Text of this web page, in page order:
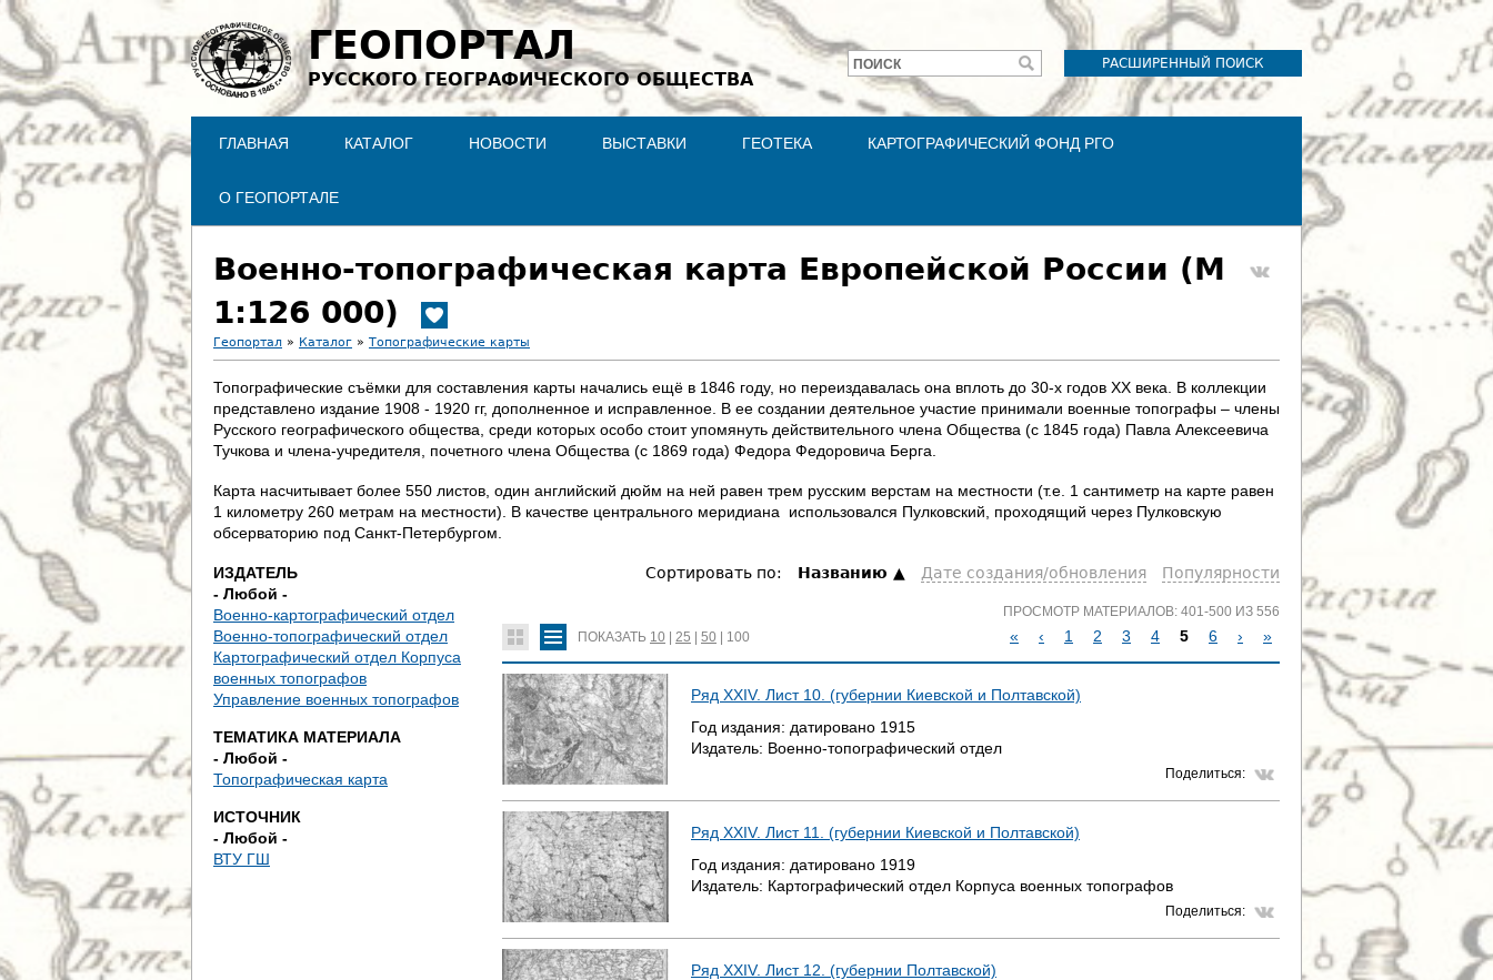
Jump to navigation
ГЕОПОРТАЛ
РУССКОГО ГЕОГРАФИЧЕСКОГО ОБЩЕСТВА
РАСШИРЕННЫЙ ПОИСК
Форма
поиска
ПОИСК
ГЛАВНАЯ КАТАЛОГ НОВОСТИ ВЫСТАВКИ ГЕОТЕКА КАРТОГРАФИЧЕСКИЙ ФОНД РГО
О ГЕОПОРТАЛЕ
Военно-топографическая карта Европейской России (М
1:126 000)
В
ы
з
д
с
ь
Геопортал » Каталог » Топографические карты
Топографические съёмки для составления карты начались ещё в 1846 году, но переиздавалась она вплоть до 30-х годов XX века. В коллекции
представлено издание 1908 - 1920 гг, дополненное и исправленное. В ее создании деятельное участие принимали военные топографы – члены
Русского географического общества, среди которых особо стоит упомянуть действительного члена Общества (с 1845 года) Павла Алексеевича
Тучкова и члена-учредителя, почетного члена Общества (с 1869 года) Федора Федоровича Берга.
Карта насчитывает более 550 листов, один английский дюйм на ней равен трем русским верстам на местности (т.е. 1 сантиметр на карте равен
1 километру 260 метрам на местности). В качестве центрального меридиана использовался Пулковский, проходящий через Пулковскую
обсерваторию под Санкт-Петербургом.
ИЗДАТЕЛЬ
- Любой -
Военно-картографический отдел
Военно-топографический отдел
Картографический отдел Корпуса
военных топографов
Управление военных топографов
ТЕМАТИКА МАТЕРИАЛА
- Любой -
Топографическая карта
ИСТОЧНИК
- Любой -
ВТУ ГШ
Сортировать по: Hазванию Дате создания/обновления Популярности
ПОКАЗАТЬ 10 | 25 | 50 | 100
ПРОСМОТР МАТЕРИАЛОВ: 401-500 ИЗ 556
С
А
Н
И
« ‹ 1 2 3 4 5 6 › »
Ряд XXIV. Лист 10. (губернии Киевской и Полтавской)
Год издания: датировано 1915
Издатель: Военно-топографический отдел
Поделиться:
Ряд XXIV. Лист 11. (губернии Киевской и Полтавской)
Год издания: датировано 1919
Издатель: Картографический отдел Корпуса военных топографов
Поделиться:
Ряд XXIV. Лист 12. (губернии Полтавской)